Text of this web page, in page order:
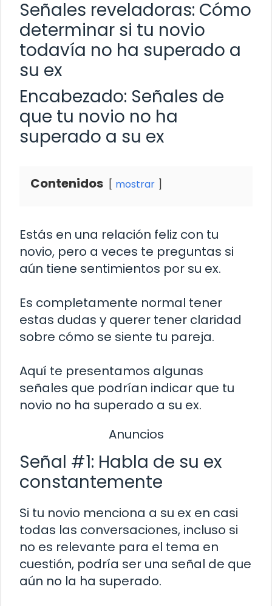
Señales reveladoras: Cómo
determinar si tu novio
todavía no ha superado a
su ex
Encabezado: Señales de
que tu novio no ha
superado a su ex
Contenidos mostrar
Estás en una relación feliz con tu
novio, pero a veces te preguntas si
aún tiene sentimientos por su ex.
Es completamente normal tener
estas dudas y querer tener claridad
sobre cómo se siente tu pareja.
Aquí te presentamos algunas
señales que podrían indicar que tu
novio no ha superado a su ex.
Anuncios
Señal #1: Habla de su ex
constantemente
Si tu novio menciona a su ex en casi
todas las conversaciones, incluso si
no es relevante para el tema en
cuestión, podría ser una señal de que
aún no la ha superado.